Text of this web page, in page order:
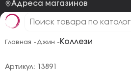
Адреса магазинов
Главная -Джин - Коллези
Артикул: 13891